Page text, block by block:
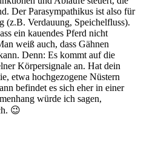
Der Parasympathikus ist also für
(z.B. Verdauung, Speichelfluss).
ein kauendes Pferd nicht
weiß auch, dass Gähnen
Denn: Es kommt auf die
Körpersignale an. Hat dein
etwa hochgezogene Nüstern
befindet es sich eher in einer
würde ich sagen,
😉